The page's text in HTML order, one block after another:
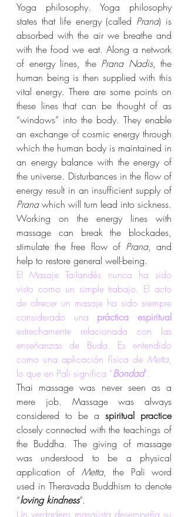
Yoga philosophy. Yoga philosophy
states that life energy (called Prana) is
absorbed with the air we breathe and
with the food we eat. Along a network
of energy lines, the Prana Nadis, the
human being is then supplied with this
vital energy. There are some points on
these lines that can be thought of as
“windows” into the body. They enable
an exchange of cosmic energy through
which the human body is maintained in
an energy balance with the energy of
the universe. Disturbances in the flow of
Prana which will turn lead into sickness.
Working on the energy lines with
massage can break the blockades,
stimulate the free flow of Prana, and
help to restore general well-being.
El Masaje Tailandés nunca ha sido
visto como un simple trabajo. El acto
de ofrecer un masaje ha sido siempre
considerado una práctica espiritual
estrechamente relacionada con las
enseñanzas de Buda. Es entendido
como una aplicación física de Metta,
lo que en Pali significa “Bondad“.
Thai massage was never seen as a
mere job. Massage was always
considered to be a spiritual practice
closely connected with the teachings of
the Buddha. The giving of massage
was understood to be a physical
application of Metta, the Pali word
used in Theravada Buddhism to denote
“loving kindness“.
Un verdadero masajista desempeña su